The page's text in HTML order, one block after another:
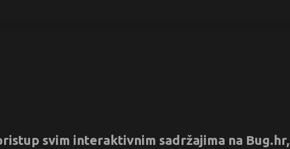
svim interaktivnim sadržajima na Bug.hr,